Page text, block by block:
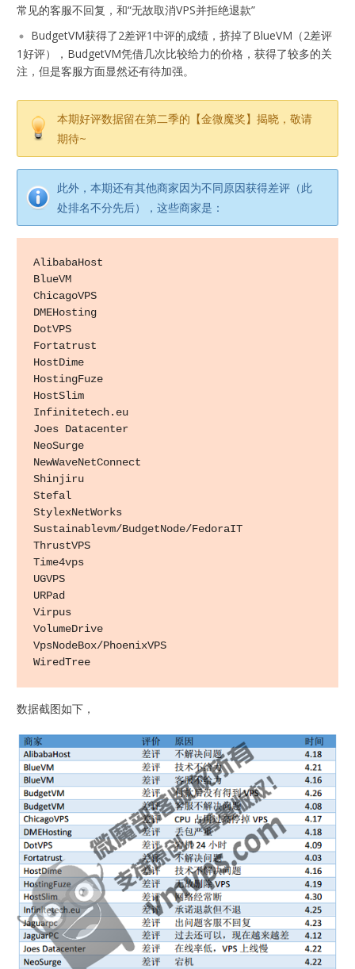
常见的客服不回复，和“无故取消VPS并拒绝退款”
BudgetVM获得了2差评1中评的成绩，挤掉了BlueVM（2差评
1好评），BudgetVM凭借几次比较给力的价格，获得了较多的关
注，但是客服方面显然还有待加强。
本期好评数据留在第二季的【金微魔奖】揭晓，敬请
期待~
此外，本期还有其他商家因为不同原因获得差评（此
处排名不分先后），这些商家是：
AlibabaHost
BlueVM
ChicagoVPS
DMEHosting
DotVPS
Fortatrust
HostDime
HostingFuze
HostSlim
Infinitetech.eu
Joes Datacenter
NeoSurge
NewWaveNetConnect
Shinjiru
Stefal
StylexNetWorks
Sustainablevm/BudgetNode/FedoraIT
ThrustVPS
Time4vps
UGVPS
URPad
Virpus
VolumeDrive
VpsNodeBox/PhoenixVPS
数据截图如下，